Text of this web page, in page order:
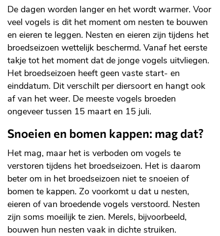
op:
De dagen worden langer en het wordt warmer. Voor
veel vogels is dit het moment om nesten te bouwen
en eieren te leggen. Nesten en eieren zijn tijdens het
broedseizoen wettelijk beschermd. Vanaf het eerste
takje tot het moment dat de jonge vogels uitvliegen.
Het broedseizoen heeft geen vaste start- en
einddatum. Dit verschilt per diersoort en hangt ook
af van het weer. De meeste vogels broeden
ongeveer tussen 15 maart en 15 juli.
Snoeien en bomen kappen: mag dat?
Het mag, maar het is verboden om vogels te
verstoren tijdens het broedseizoen. Het is daarom
beter om in het broedseizoen niet te snoeien of
bomen te kappen. Zo voorkomt u dat u nesten,
eieren of van broedende vogels verstoord. Nesten
zijn soms moeilijk te zien. Merels, bijvoorbeeld,
bouwen hun nesten vaak in dichte struiken.